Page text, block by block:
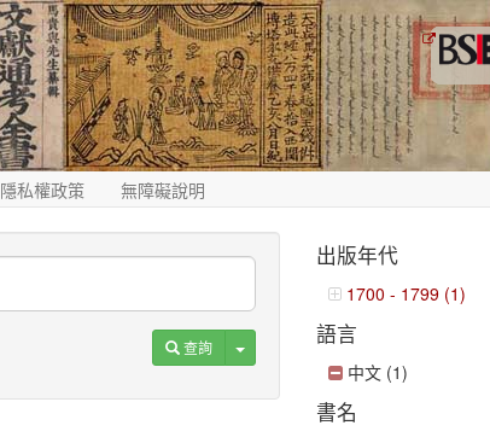
隱私權政策 無障礙說明
查詢 Toggle Dropdown
出版年代
1700 - 1799 (1)
語言
中文 (1)
書名